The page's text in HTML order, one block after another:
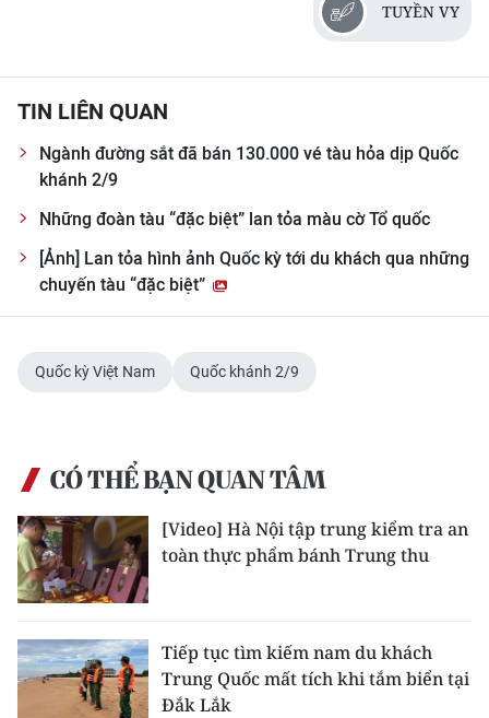
TUYỀN VY
TIN LIÊN QUAN
Ngành đường sắt đã bán 130.000 vé tàu hỏa dịp Quốc
khánh 2/9
Những đoàn tàu “đặc biệt” lan tỏa màu cờ Tổ quốc
[Ảnh] Lan tỏa hình ảnh Quốc kỳ tới du khách qua những
chuyến tàu “đặc biệt”
Quốc kỳ Việt Nam Quốc khánh 2/9
CÓ THỂ BẠN QUAN TÂM
[Video] Hà Nội tập trung kiểm tra an
toàn thực phẩm bánh Trung thu
Tiếp tục tìm kiếm nam du khách
Trung Quốc mất tích khi tắm biển tại
Đắk Lắk